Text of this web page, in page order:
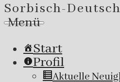
Sorbisch-
Menü
Start
Profil
Aktuelle